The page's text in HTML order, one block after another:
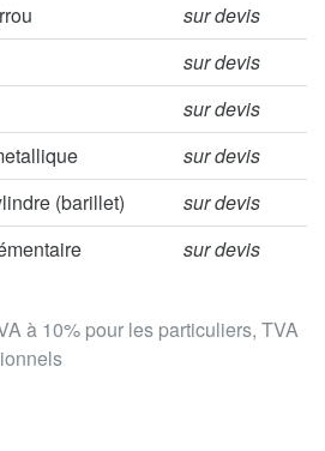
à 10% pour les particuliers, TVA
sur devis
sur devis
sur devis
sur devis
(barillet)
sur devis
sur devis